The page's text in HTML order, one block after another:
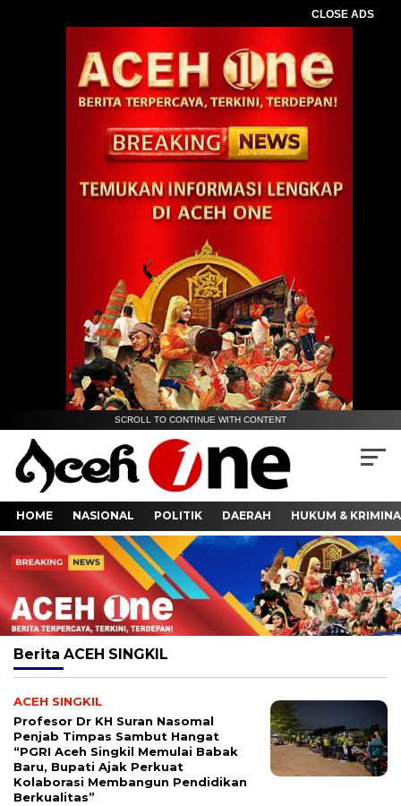
CLOSE ADS
SCROLL TO CONTINUE WITH CONTENT
HOME NASIONAL POLITIK DAERAH HUKUM &
Berita ACEH SINGKIL
ACEH SINGKIL
Profesor Dr KH Suran Nasomal
Penjab Timpas Sambut Hangat
“PGRI Aceh Singkil Memulai Babak
Baru, Bupati Ajak Perkuat
Kolaborasi Membangun Pendidikan
Berkualitas”